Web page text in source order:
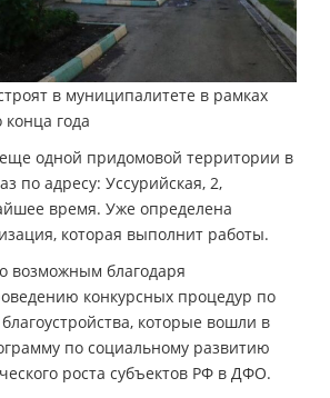
в муниципалитете в рамках
года
еще одной придомовой территории в
по адресу: Уссурийская, 2,
время. Уже определена
которая выполнит работы.
возможным благодаря
конкурсных процедур по
которые вошли в
по социальному развитию
роста субъектов РФ в ДФО.